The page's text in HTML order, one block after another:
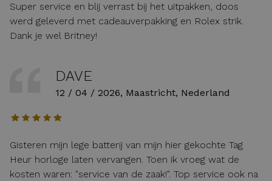
Super service en blij verrast bij het uitpakken, doos
werd geleverd met cadeauverpakking en Rolex strik.
Dank je wel Britney!
DAVE
12 / 04 / 2026, Maastricht, Nederland
Gisteren mijn lege batterij van mijn hier gekochte Tag
Heur horloge laten vervangen. Toen ik vroeg wat de
kosten waren: "service van de zaak!". Top service ook na